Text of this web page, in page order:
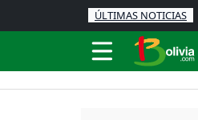
ÚLTIMAS NOTICIAS